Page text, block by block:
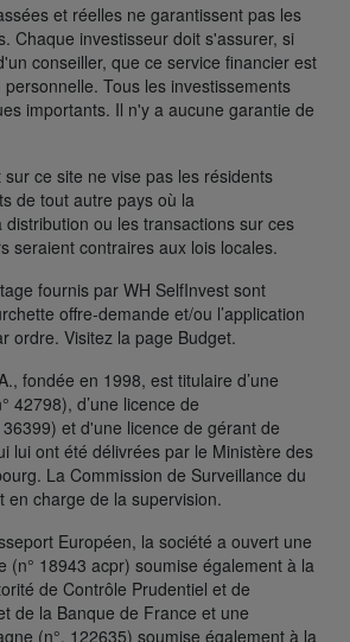
et réelles ne garantissent pas les
Chaque investisseur doit s'assurer, si
conseiller, que ce service financier est
Tous les investissements
importants. Il n'y a aucune garantie de
sur ce site ne vise pas les résidents
de tout autre pays où la
ou les transactions sur ces
seraient contraires aux lois locales.
fournis par WH SelfInvest sont
offre-demande et/ou l’application
ordre. Visitez la page Budget.
fondée en 1998, est titulaire d’une
42798), d’une licence de
et d'une licence de gérant de
lui ont été délivrées par le Ministère des
La Commission de Surveillance du
en charge de la supervision.
Européen, la société a ouvert une
(n° 18943 acpr) soumise également à la
de Contrôle Prudentiel et de
de la Banque de France et une
(n°. 122635) soumise également à la